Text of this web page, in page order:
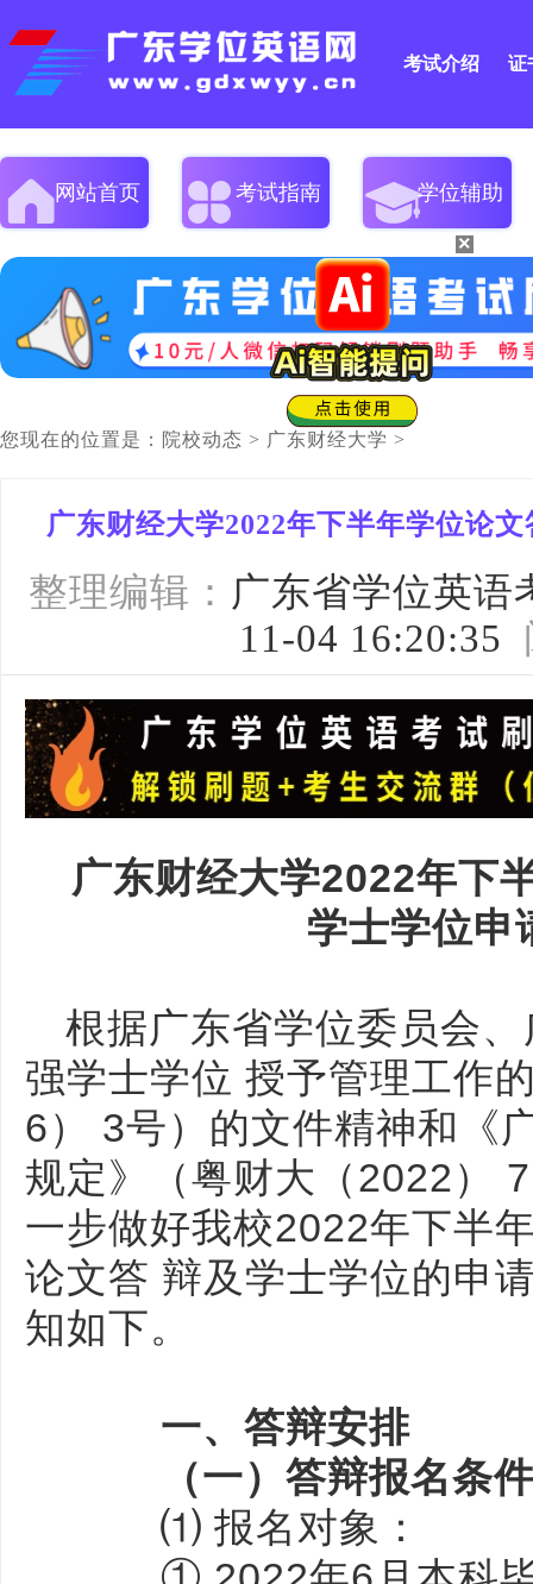
考试介绍 证
×
网站首页 考试指南 学位辅助
您现在的位置是： 院校动态 > 广东财经大学 >
广东财经大学2022年下半年学位论
整理编辑： 广东省学位英语
11-04 16:20:35
广东财经大学2022年下
学士学位申
根据广东省学位委员会
强学士学位 授予管理工作
6） 3号）的文件精神和《
规定》（粤财大（2022）
一步做好我校2022年下半
论文答 辩及学士学位的申
知如下。
一、答辩安排
（一）答辩报名条
⑴ 报名对象：